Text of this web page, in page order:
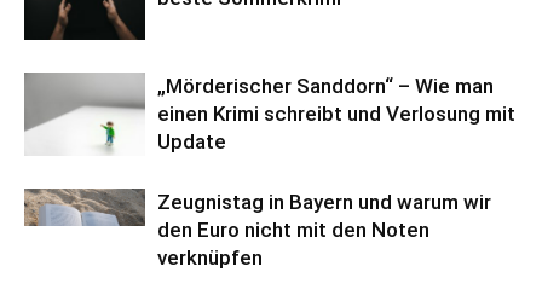
„Mörderischer Sanddorn“ – Wie man
einen Krimi schreibt und Verlosung mit
Update
Zeugnistag in Bayern und warum wir
den Euro nicht mit den Noten
verknüpfen